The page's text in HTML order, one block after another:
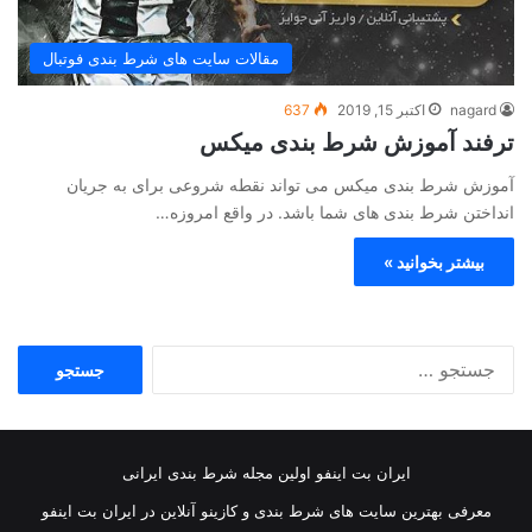
مقالات سایت های شرط بندی فوتبال
nagard اکتبر 15, 2019 637
ترفند آموزش شرط بندی میکس
آموزش شرط بندی میکس می تواند نقطه شروعی برای به جریان
انداختن شرط بندی های شما باشد. در واقع امروزه…
بیشتر بخوانید »
ایران بت اینفو اولین مجله شرط بندی ایرانی
معرفی بهترین سایت های شرط بندی و کازینو آنلاین در ایران بت اینفو